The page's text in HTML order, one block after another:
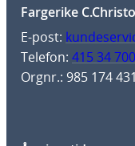
Fargerike
E-post:
Telefon: 415 34 700
Orgnr.: 985 174 431